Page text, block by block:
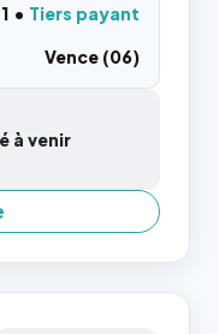
Tiers payant
Vence (06)
à venir